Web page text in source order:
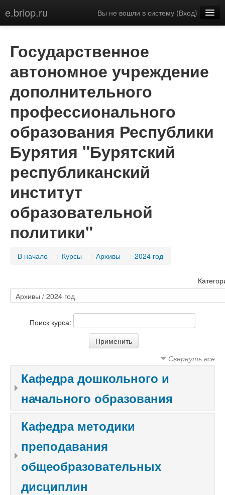
e.briop.ru Вы не вошли в систему (Вход)
Государственное
автономное учреждение
дополнительного
профессионального
образования Республики
Бурятия "Бурятский
республиканский
институт
образовательной
политики"
В начало → Курсы → Архивы → 2024 год
Поиск курса:
Свернуть всё
Кафедра дошкольного и
начального образования
Кафедра методики
преподавания
общеобразовательных
дисциплин